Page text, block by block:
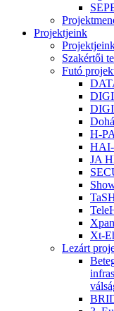
Projektjeink
Szakértői
Futó
H-
JA
Xt-
Lezárt